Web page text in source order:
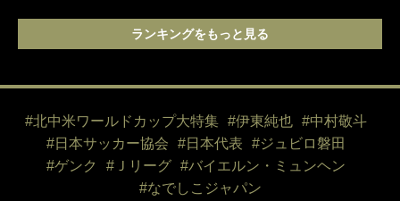
ランキングをもっと見る
#北中米ワールドカップ大特集 #伊東純也
#中村敬斗
#日本サッカー協会
#日本代表
#ジュビロ磐田
#ゲンク
#Ｊリーグ
#バイエルン・ミュンヘン
#なでしこジャパン